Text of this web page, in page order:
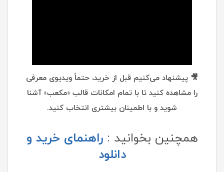
🎥 پیشنهاد می‌کنیم قبل از خرید، حتماً ویدیوی معرفی
را مشاهده کنید تا با تمام امکانات قالب «مکعب» آشنا
شوید و با اطمینان بیشتری انتخاب کنید.
همچنین بخوانید :راهنمای خرید و
دانلود